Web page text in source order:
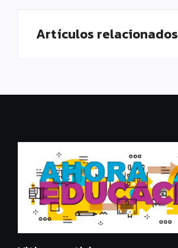
Artículos relacionados